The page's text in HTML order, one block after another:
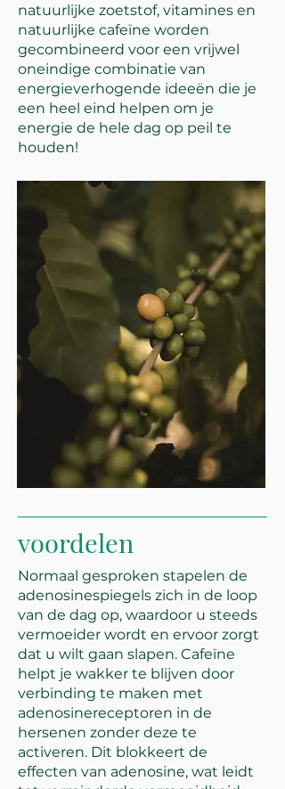
natuurlijke zoetstof, vitamines en
natuurlijke cafeïne worden
gecombineerd voor een vrijwel
oneindige combinatie van
energieverhogende ideeën die je
een heel eind helpen om je
energie de hele dag op peil te
houden!
voordelen
Normaal gesproken stapelen de
adenosinespiegels zich in de loop
van de dag op, waardoor u steeds
vermoeider wordt en ervoor zorgt
dat u wilt gaan slapen. Cafeïne
helpt je wakker te blijven door
verbinding te maken met
adenosinereceptoren in de
hersenen zonder deze te
activeren. Dit blokkeert de
effecten van adenosine, wat leidt